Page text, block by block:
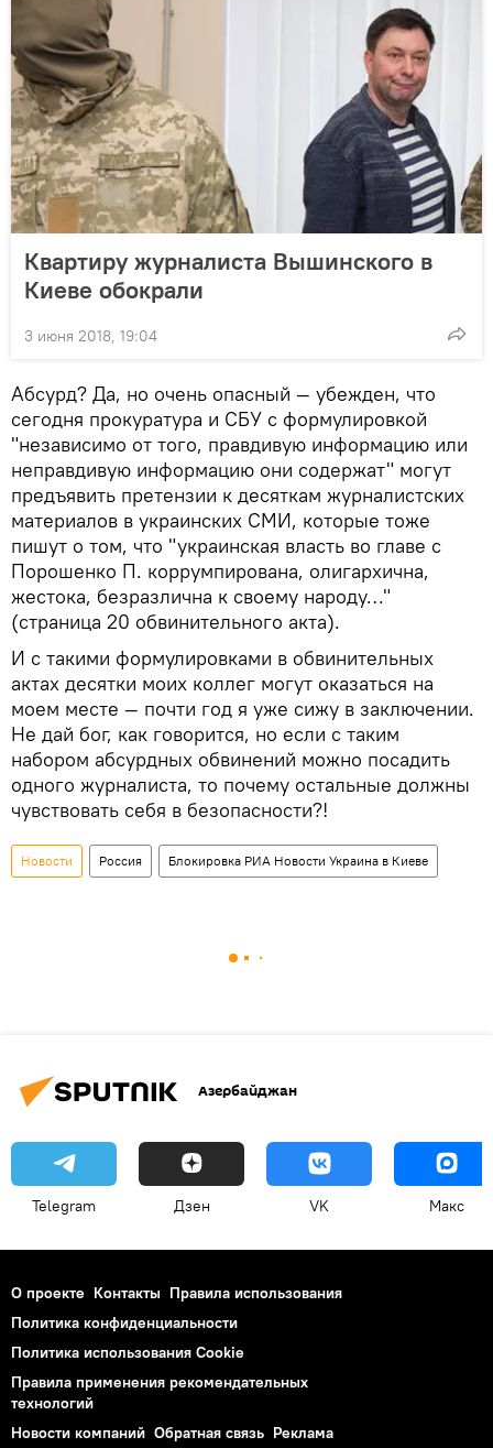
Квартиру журналиста Вышинского в
Киеве обокрали
3 июня 2018, 19:04
Абсурд? Да, но очень опасный — убежден, что
сегодня прокуратура и СБУ с формулировкой
"независимо от того, правдивую информацию или
неправдивую информацию они содержат" могут
предъявить претензии к десяткам журналистских
материалов в украинских СМИ, которые тоже
пишут о том, что "украинская власть во главе с
Порошенко П. коррумпирована, олигархична,
жестока, безразлична к своему народу…"
(страница 20 обвинительного акта).
И с такими формулировками в обвинительных
актах десятки моих коллег могут оказаться на
моем месте — почти год я уже сижу в заключении.
Не дай бог, как говорится, но если с таким
набором абсурдных обвинений можно посадить
одного журналиста, то почему остальные должны
чувствовать себя в безопасности?!
Новости Россия Блокировка РИА Новости Украина в Киеве
Азербайджан
Telegram Дзен VK Макс
О проекте Контакты Правила использования
Политика конфиденциальности
Политика использования Cookie
Правила применения рекомендательных
технологий
Новости компаний Обратная связь Реклама